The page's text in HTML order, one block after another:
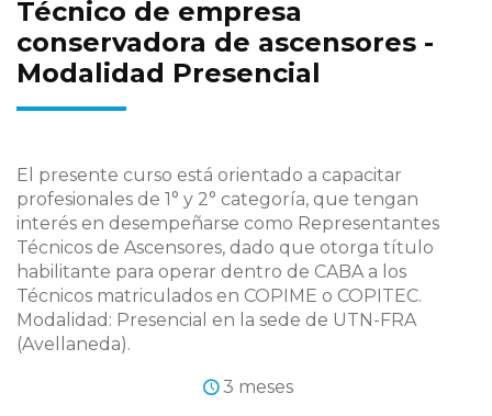
Técnico de empresa
conservadora de ascensores -
Modalidad Presencial
El presente curso está orientado a capacitar
profesionales de 1° y 2° categoría, que tengan
interés en desempeñarse como Representantes
Técnicos de Ascensores, dado que otorga título
habilitante para operar dentro de CABA a los
Técnicos matriculados en COPIME o COPITEC.
Modalidad: Presencial en la sede de UTN-FRA
(Avellaneda).
3 meses